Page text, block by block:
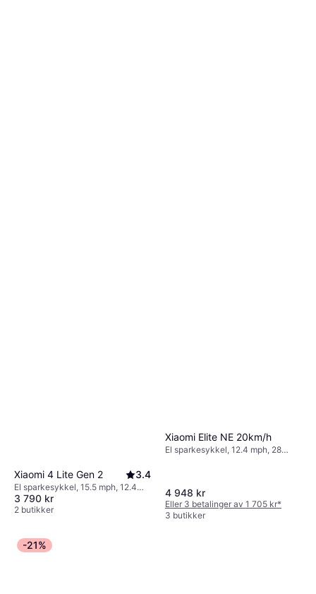
Xiaomi 4 Lite Gen 2 3.4
El sparkesykkel, 15.5 mph, 12.4
miles Rekkevidde
3 790 kr
2 butikker
Xiaomi Elite NE 20km/h
El sparkesykkel, 12.4 mph, 28
4 948 kr
Eller 3 betalinger av 1 705 kr*
3 butikker
-21%